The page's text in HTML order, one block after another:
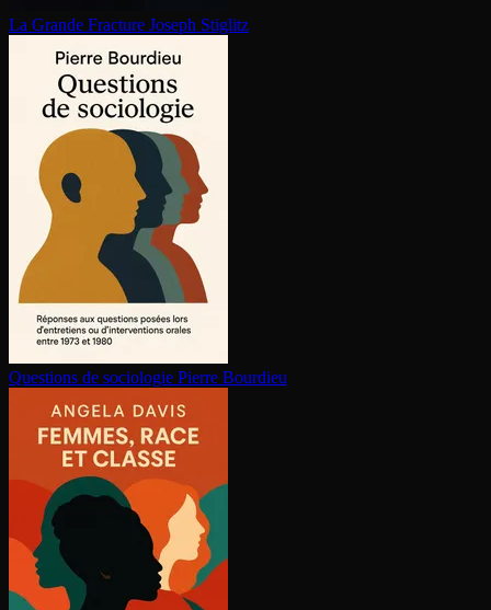
La Grande Fracture Joseph Stiglitz
Questions de sociologie Pierre Bourdieu